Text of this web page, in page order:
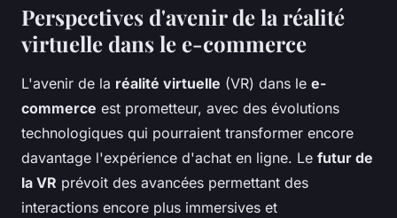
Perspectives d'avenir de la réalité
virtuelle dans le e-commerce
L'avenir de la réalité virtuelle (VR) dans le e-
commerce est prometteur, avec des évolutions
technologiques qui pourraient transformer encore
davantage l'expérience d'achat en ligne. Le futur de
la VR prévoit des avancées permettant des
interactions encore plus immersives et